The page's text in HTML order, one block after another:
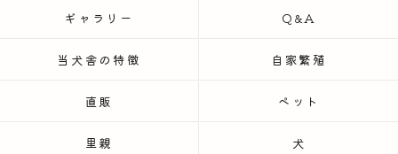
ギャラリー Q&A
当犬舎の特徴 自家繁殖
直販 ペット
里親 犬